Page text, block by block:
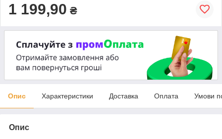
1 199,90 ₴
Опис Характеристики Доставка Оплата Умови
Опис